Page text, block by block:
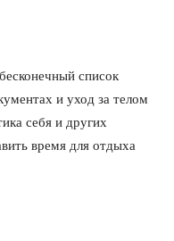
список
и уход за телом
себя и других
время для отдыха